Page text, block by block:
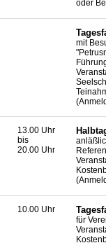
oder
mit
13.00 Uhr
bis
20.00 Uhr
10.00 Uhr
für